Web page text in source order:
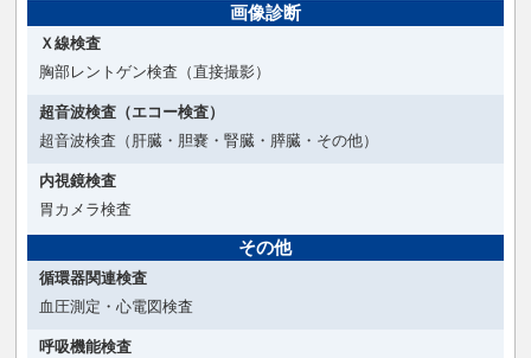
画像診断
Ｘ線検査
胸部レントゲン検査（直接撮影）
超音波検査（エコー検査）
超音波検査（肝臓・胆嚢・腎臓・膵臓・その他）
内視鏡検査
胃カメラ検査
その他
循環器関連検査
血圧測定・心電図検査
呼吸機能検査